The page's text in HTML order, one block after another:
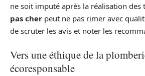
ne soit imputé après la réalisation des
pas cher peut ne pas rimer avec
de scruter les avis et noter les
Vers une éthique de la
écoresponsable